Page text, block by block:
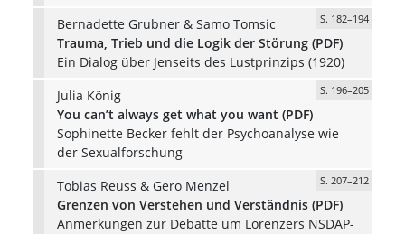
Bernadette Grubner & Samo Tomsic
S. 182–194
Trauma, Trieb und die Logik der Störung (PDF)
Ein Dialog über Jenseits des Lustprinzips (1920)
Julia König
S. 196–205
You can’t always get what you want (PDF)
Sophinette Becker fehlt der Psychoanalyse wie
der Sexualforschung
Tobias Reuss & Gero Menzel
S. 207–212
Grenzen von Verstehen und Verständnis (PDF)
Anmerkungen zur Debatte um Lorenzers NSDAP-